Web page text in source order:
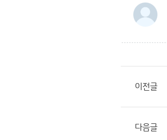
이전글
다음글